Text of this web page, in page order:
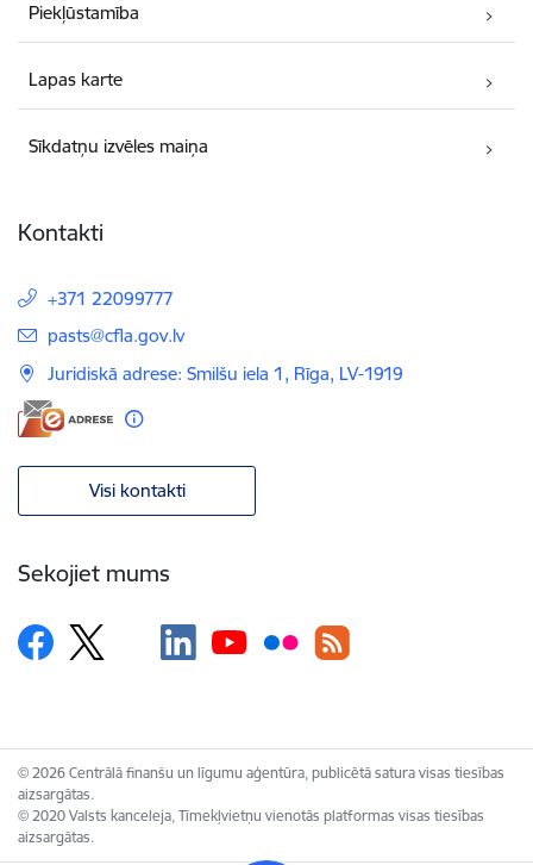
Piekļūstamība
Lapas karte
Sīkdatņu izvēles maiņa
Kontakti
+371 22099777
E-pasts:
pasts@cfla.gov.lv
Juridiskā adrese: Smilšu iela 1, Rīga, LV-1919
Visi kontakti
Sekojiet mums
© 2026 Centrālā finanšu un līgumu aģentūra, publicētā satura visas tiesības
aizsargātas.
© 2020 Valsts kanceleja, Tīmekļvietņu vienotās platformas visas tiesības
aizsargātas.